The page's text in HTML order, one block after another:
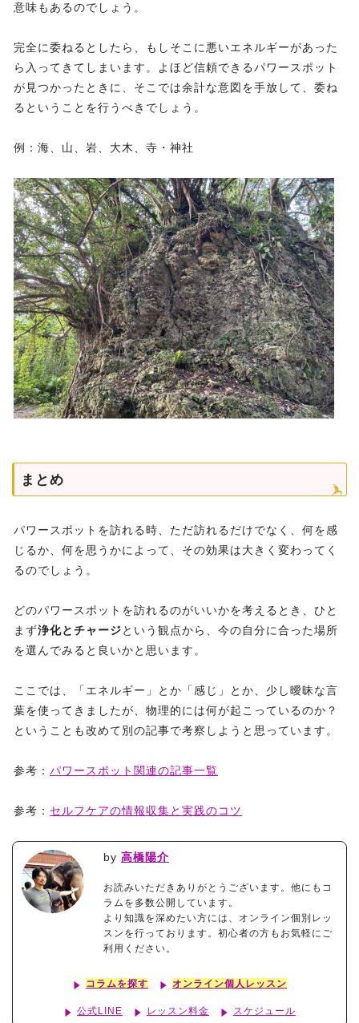
意味もあるのでしょう。
完全に委ねるとしたら、もしそこに悪いエネルギーがあった
ら入ってきてしまいます。よほど信頼できるパワースポット
が見つかったときに、そこでは余計な意図を手放して、委ね
るということを行うべきでしょう。
例：海、山、岩、大木、寺・神社
まとめ
パワースポットを訪れる時、ただ訪れるだけでなく、何を感
じるか、何を思うかによって、その効果は大きく変わってく
るのでしょう。
どのパワースポットを訪れるのがいいかを考えるとき、ひと
まず浄化とチャージという観点から、今の自分に合った場所
を選んでみると良いかと思います。
ここでは、「エネルギー」とか「感じ」とか、少し曖昧な言
葉を使ってきましたが、物理的には何が起こっているのか？
ということも改めて別の記事で考察しようと思っています。
参考： パワースポット関連の記事一覧
参考： セルフケアの情報収集と実践のコツ
by 高橋陽介
お読みいただきありがとうございます。他にもコ
ラムを多数公開しています。
より知識を深めたい方には、オンライン個別レッ
スンを行っております。初心者の方もお気軽にご
利用ください。
コラムを探す オンライン個人レッスン
公式LINE レッスン料金 スケジュール